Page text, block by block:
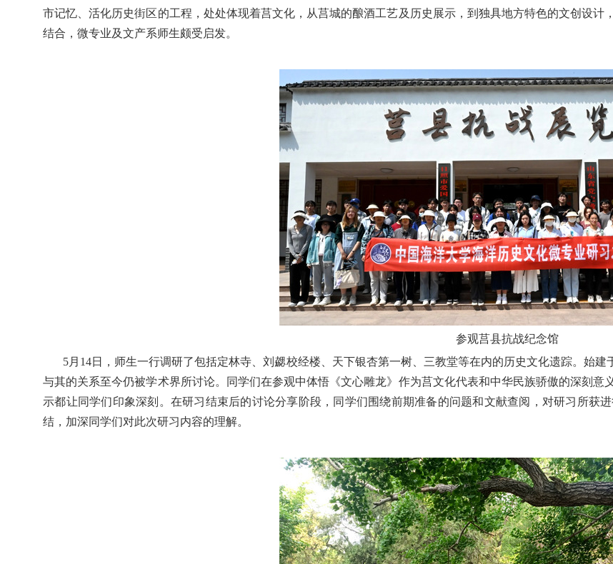
市记忆、活化历史街区的工程，处处体现着莒文化，从莒城的酿酒工艺及历史展示，到独具地方特色的文创设
结合，微专业及文产系师生颇受启发。
参观莒县抗战纪念馆
5月 14日，师生一行调研了包括定林寺、刘勰校经楼、天下银杏第一树、三教堂等在内的历史文化遗踪。始
与其的关系至今仍被学术界所讨论。同学们在参观中体悟《文心雕龙》作为莒文化代表和中华民族骄傲的深刻
示都让同学们印象深刻。在研习结束后的讨论分享阶段，同学们围绕前期准备的问题和文献查阅，对研习所获
结，加深同学们对此次研习内容的理解。